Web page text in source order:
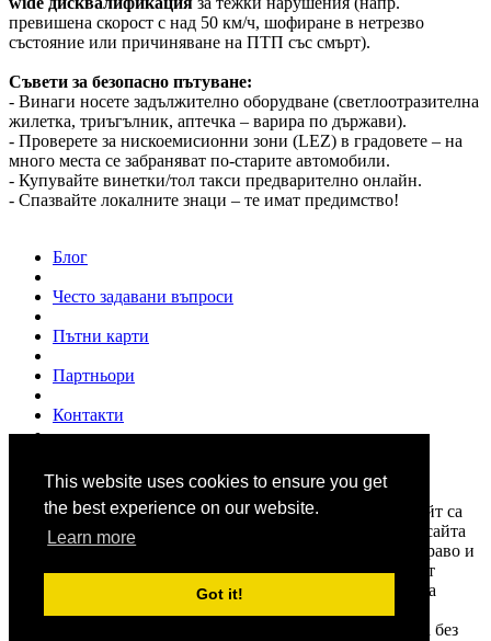
This website uses cookies to ensure you get
the best experience on our website.
Learn more
Got it!
превишена скорост с над 50 км/ч, шофиране в нетрезво
състояние или причиняване на ПТП със смърт).
Съвети за безопасно пътуване:
- Винаги носете задължително оборудване (светлоотразителна
жилетка, триъгълник, аптечка – варира по държави).
- Проверете за нискоемисионни зони (LEZ) в градовете – на
много места се забраняват по-старите автомобили.
- Купувайте винетки/тол такси предварително онлайн.
- Спазвайте локалните знаци – те имат предимство!
Блог
Често задавани въпроси
Пътни карти
Партньори
Контакти
© 2007 - 2026www.shofior.com. Всички права запазени.
Всички текстове и изображения публикувани в този сайт са
собственост на "Шофьор.ком" и на всички цитирани в сайта
източници, и са под закрила на "Закона за авторското право и
сродните им права". Информацията в сайта се набира от
различни източници. Shofior.com не носи отговорност за
публикуването на част или цялото съдържание на сайта без